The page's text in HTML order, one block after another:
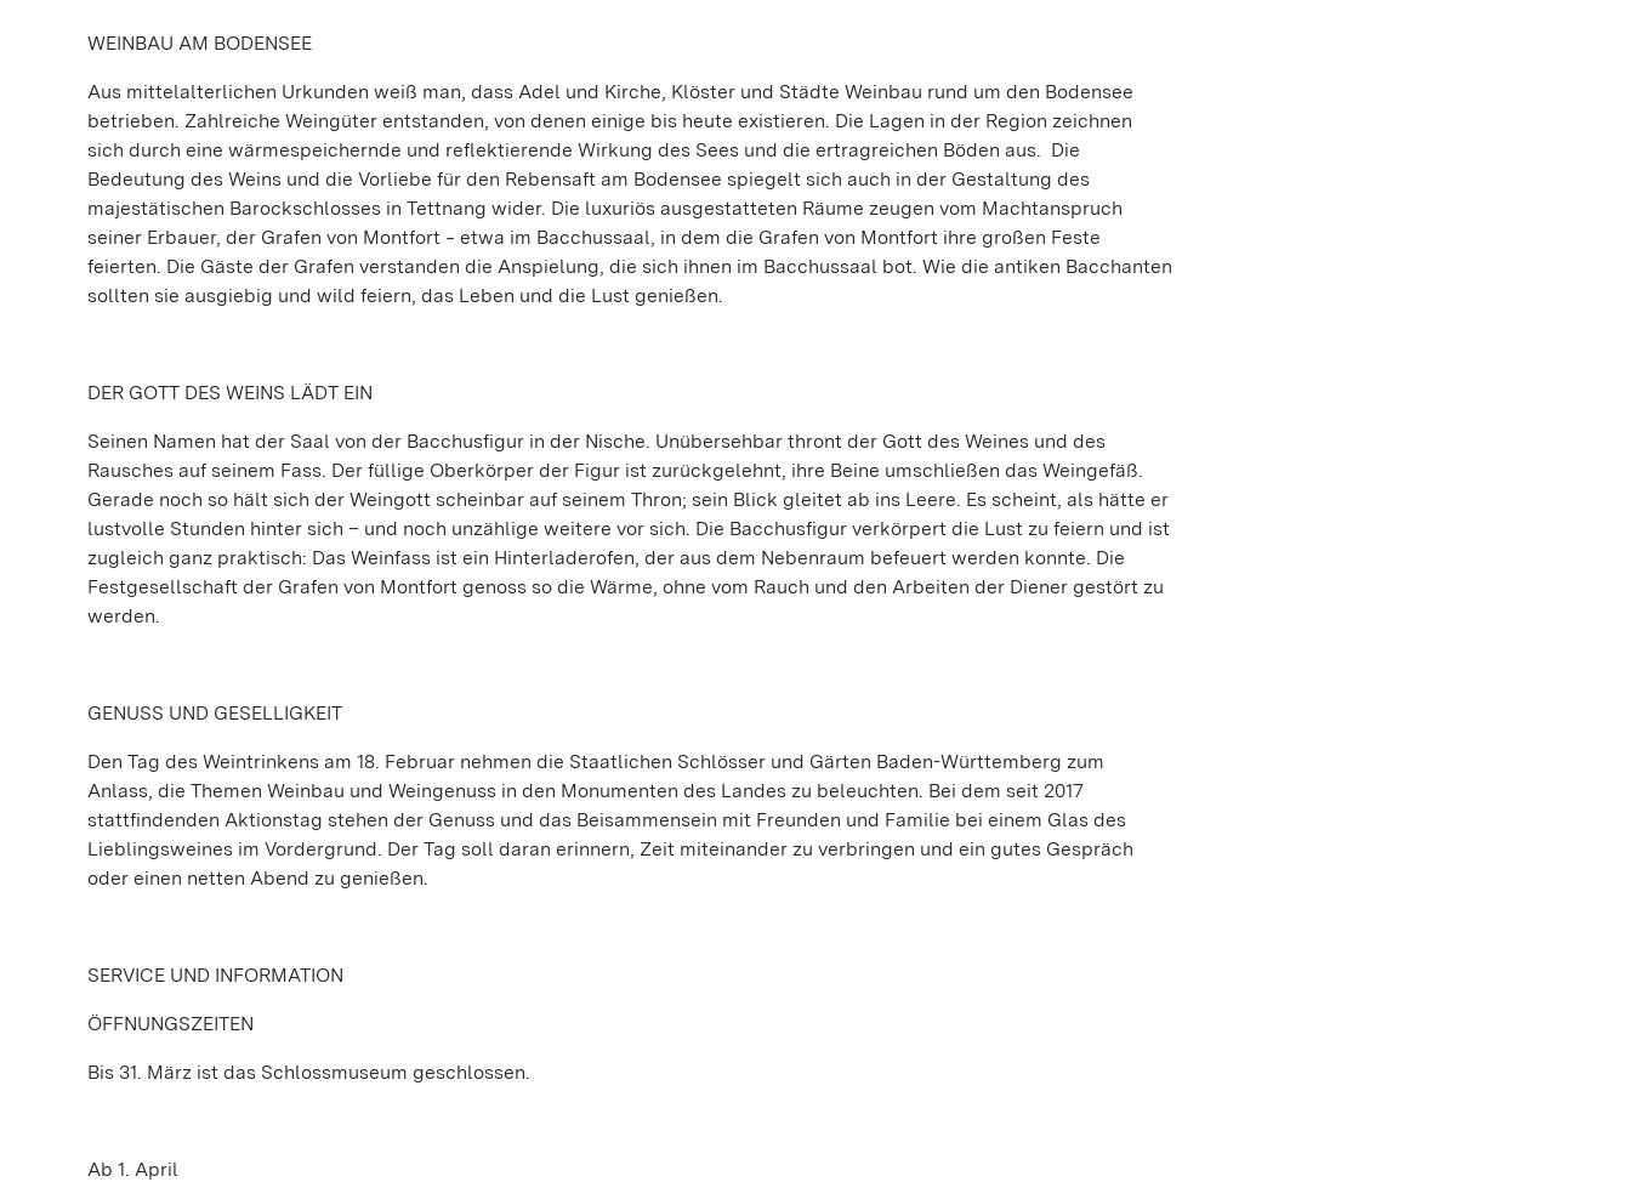
WEINBAU AM BODENSEE
Aus mittelalterlichen Urkunden weiß man, dass Adel und Kirche, Klöster und Städte Weinbau rund um den Bodensee
betrieben. Zahlreiche Weingüter entstanden, von denen einige bis heute existieren. Die Lagen in der Region zeichnen
sich durch eine wärmespeichernde und reflektierende Wirkung des Sees und die ertragreichen Böden aus. Die
Bedeutung des Weins und die Vorliebe für den Rebensaft am Bodensee spiegelt sich auch in der Gestaltung des
majestätischen Barockschlosses in Tettnang wider. Die luxuriös ausgestatteten Räume zeugen vom Machtanspruch
seiner Erbauer, der Grafen von Montfort ‒ etwa im Bacchussaal, in dem die Grafen von Montfort ihre großen Feste
feierten. Die Gäste der Grafen verstanden die Anspielung, die sich ihnen im Bacchussaal bot. Wie die antiken Bacchanten
sollten sie ausgiebig und wild feiern, das Leben und die Lust genießen.
DER GOTT DES WEINS LÄDT EIN
Seinen Namen hat der Saal von der Bacchusfigur in der Nische. Unübersehbar thront der Gott des Weines und des
Rausches auf seinem Fass. Der füllige Oberkörper der Figur ist zurückgelehnt, ihre Beine umschließen das Weingefäß.
Gerade noch so hält sich der Weingott scheinbar auf seinem Thron; sein Blick gleitet ab ins Leere. Es scheint, als hätte er
lustvolle Stunden hinter sich – und noch unzählige weitere vor sich. Die Bacchusfigur verkörpert die Lust zu feiern und ist
zugleich ganz praktisch: Das Weinfass ist ein Hinterladerofen, der aus dem Nebenraum befeuert werden konnte. Die
Festgesellschaft der Grafen von Montfort genoss so die Wärme, ohne vom Rauch und den Arbeiten der Diener gestört zu
werden.
GENUSS UND GESELLIGKEIT
Den Tag des Weintrinkens am 18. Februar nehmen die Staatlichen Schlösser und Gärten Baden-Württemberg zum
Anlass, die Themen Weinbau und Weingenuss in den Monumenten des Landes zu beleuchten. Bei dem seit 2017
stattfindenden Aktionstag stehen der Genuss und das Beisammensein mit Freunden und Familie bei einem Glas des
Lieblingsweines im Vordergrund. Der Tag soll daran erinnern, Zeit miteinander zu verbringen und ein gutes Gespräch
oder einen netten Abend zu genießen.
SERVICE UND INFORMATION
ÖFFNUNGSZEITEN
Bis 31. März ist das Schlossmuseum geschlossen.
Ab 1. April